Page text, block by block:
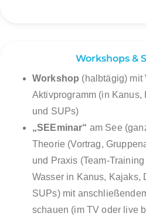
Workshops &
Workshop (halbtägig) mit
Aktivprogramm (in Kanus,
und SUPs)
„SEEminar“ am See
Theorie (Vortrag,
und Praxis (Team-
Wasser in Kanus, Kajaks,
SUPs) mit
schauen (im TV oder live